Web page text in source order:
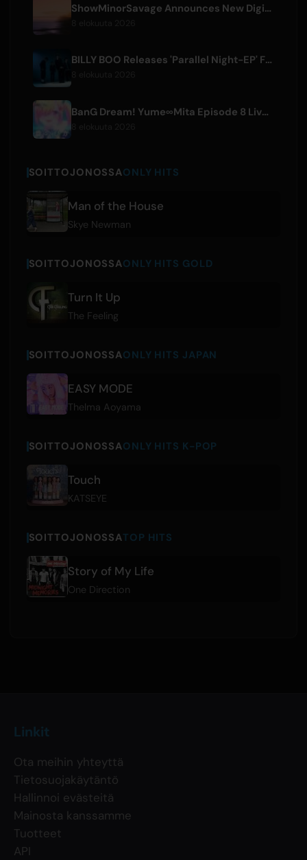
ShowMinorSavage Announces New Digital Single 'Gradation'
BILLY BOO Releases 'Parallel Night-EP' Featuring TV Drama Theme Song
BanG Dream! Yume∞Mita Episode 8 Live Clip Released
SOITTOJONOSSAONLY HITS
Man of the House
Skye Newman
SOITTOJONOSSAONLY HITS GOLD
Turn It Up
The Feeling
SOITTOJONOSSAONLY HITS JAPAN
EASY MODE
Thelma Aoyama
SOITTOJONOSSAONLY HITS K-POP
Touch
KATSEYE
SOITTOJONOSSATOP HITS
Story of My Life
One Direction
Linkit
Ota meihin yhteyttä
Tietosuojakäytäntö
Hallinnoi evästeitä
Mainosta kanssamme
Tuotteet
API